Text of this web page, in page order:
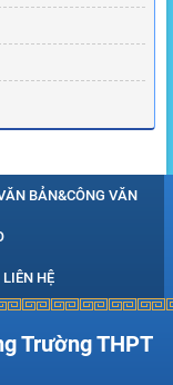
BẢN&CÔNG VĂN
LIÊN HỆ
Trường THPT